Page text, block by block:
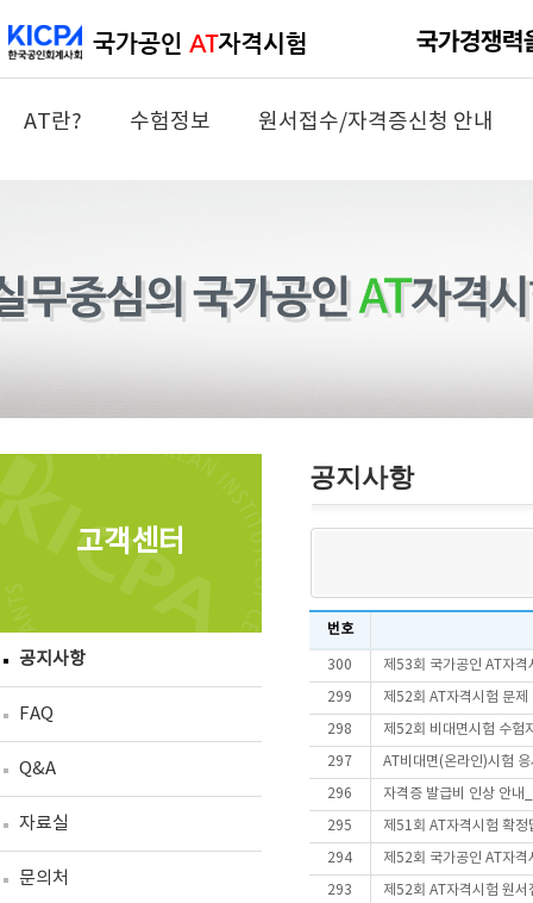
AT란? 수험정보 원서접수/자격증신청 안내
고객센터
공지사항
FAQ
Q&A
자료실
문의처
공지사항
번호
300 제53회 국가공인 AT자격
299 제52회 AT자격시험 문
298 제52회 비대면시험 수험
297 AT비대면(온라인)시험
296 자격증 발급비 인상 안
295 제51회 AT자격시험 확정
294 제52회 국가공인 AT자격
293 제52회 AT자격시험 원서